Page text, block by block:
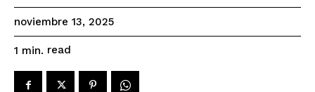
noviembre 13, 2025
1 min. read